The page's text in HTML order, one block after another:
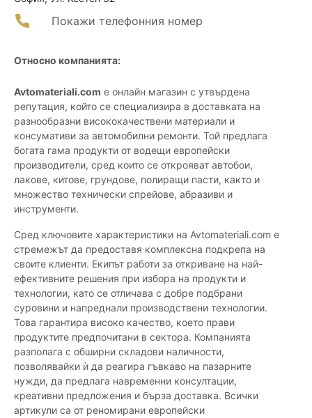
Покажи телефонния номер
Относно компанията:
Avtomateriali.com е онлайн магазин с утвърдена
репутация, който се специализира в доставката на
разнообразни висококачествени материали и
консумативи за автомобилни ремонти. Той предлага
богата гама продукти от водещи европейски
производители, сред които се открояват автобои,
лакове, китове, грундове, полиращи пасти, както и
множество технически спрейове, абразиви и
инструменти.
Сред ключовите характеристики на Avtomateriali.com е
стремежът да предоставя комплексна подкрепа на
своите клиенти. Екипът работи за откриване на най-
ефективните решения при избора на продукти и
технологии, като се отличава с добре подбрани
суровини и напреднали производствени технологии.
Това гарантира високо качество, което прави
продуктите предпочитани в сектора. Компанията
разполага с обширни складови наличности,
позволявайки ѝ да реагира гъвкаво на пазарните
нужди, да предлага навременни консултации,
креативни предложения и бърза доставка. Всички
артикули са от реномирани европейски